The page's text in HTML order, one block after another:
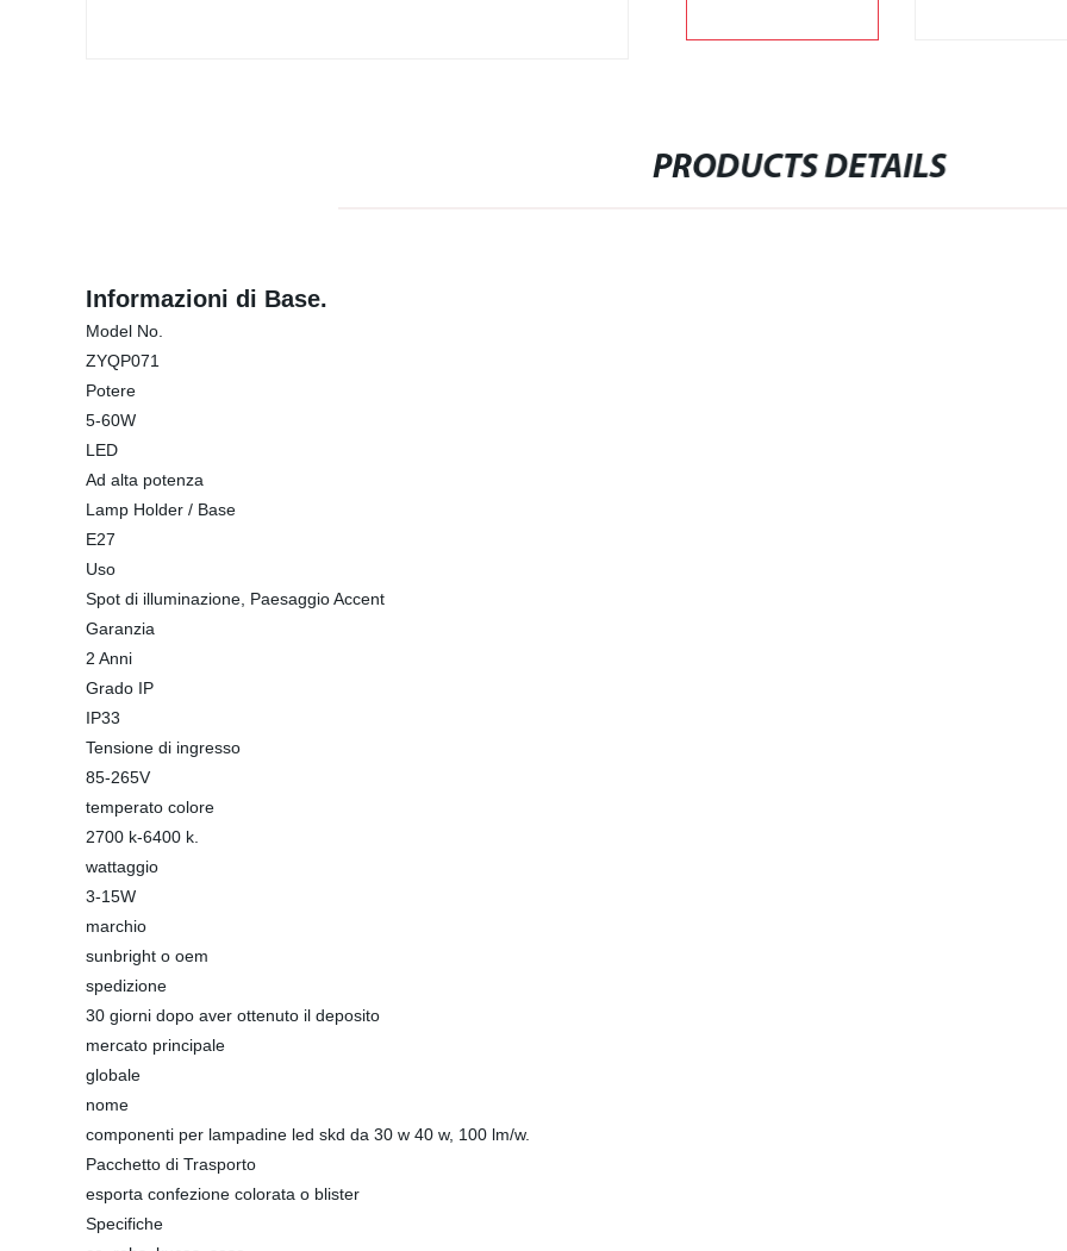
PRODUCTS DETAILS
Informazioni di Base.
Model No.
ZYQP071
Potere
5-60W
LED
Ad alta potenza
Lamp Holder / Base
E27
Uso
Spot di illuminazione, Paesaggio Accent
Garanzia
2 Anni
Grado IP
IP33
Tensione di ingresso
85-265V
temperato colore
2700 k-6400 k.
wattaggio
3-15W
marchio
sunbright o oem
spedizione
30 giorni dopo aver ottenuto il deposito
mercato principale
globale
nome
componenti per lampadine led skd da 30 w 40 w, 100 lm/w.
Pacchetto di Trasporto
esporta confezione colorata o blister
Specifiche